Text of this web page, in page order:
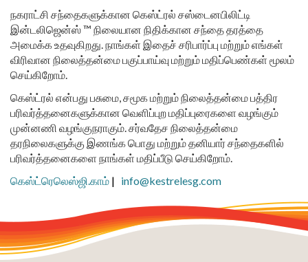
நகராட்சி சந்தைகளுக்கான கெஸ்ட்ரல் சஸ்டைனபிலிட்டி
இன்டலிஜென்ஸ் ™ நிலையான நிதிக்கான சந்தை தரத்தை
அமைக்க உதவுகிறது. நாங்கள் இதைச் சரிபார்ப்பு மற்றும் எங்கள்
விரிவான நிலைத்தன்மை பகுப்பாய்வு மற்றும் மதிப்பெண்கள் மூலம்
செய்கிறோம்.
கெஸ்ட்ரல் என்பது பசுமை, சமூக மற்றும் நிலைத்தன்மை பத்திர
பரிவர்த்தனைகளுக்கான வெளிப்புற மதிப்புரைகளை வழங்கும்
முன்னணி வழங்குநராகும். சர்வதேச நிலைத்தன்மை
தரநிலைகளுக்கு இணங்க பொது மற்றும் தனியார் சந்தைகளில்
பரிவர்த்தனைகளை நாங்கள் மதிப்பீடு செய்கிறோம்.
கெஸ்ட்ரெலெஸ்ஜி.காம் | info@kestrelesg.com